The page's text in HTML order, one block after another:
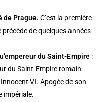
de Prague. C’est la première
précède de quelques années
du Saint-Empire :
du Saint-Empire romain
VI. Apogée de son
impériale.